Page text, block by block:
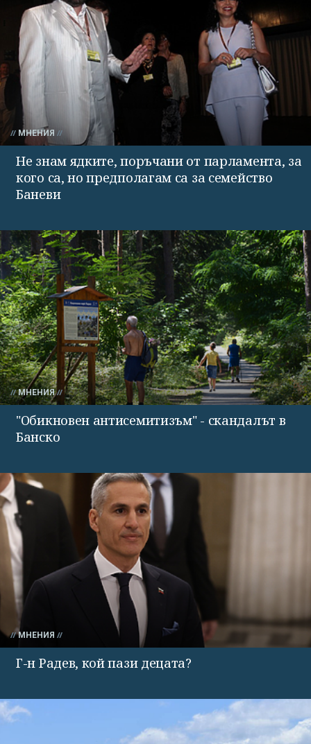
МНЕНИЯ
Не знам ядките, поръчани от парламента, за
кого са, но предполагам са за семейство
Баневи
МНЕНИЯ
"Обикновен антисемитизъм" - скандалът в
Банско
МНЕНИЯ
Г-н Радев, кой пази децата?